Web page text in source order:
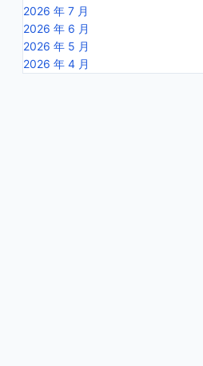
2026 年 7 月
2026 年 6 月
2026 年 5 月
2026 年 4 月